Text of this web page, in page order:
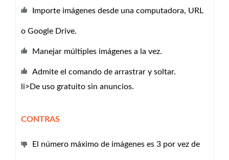
Importe imágenes desde una computadora, URL
o Google Drive.
Manejar múltiples imágenes a la vez.
Admite el comando de arrastrar y soltar.
li> De uso gratuito sin anuncios.
CONTRAS
El número máximo de imágenes es 3 por vez de